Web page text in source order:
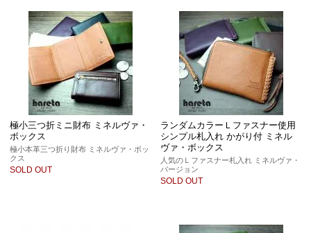
極小三つ折ミニ財布 ミネルヴァ・
ボックス
極小本革三つ折り財布 ミネルヴァ・ボッ
クス
SOLD OUT
ランダムカラーＬファスナー使用
シンプル札入れ かがり付 ミネル
ヴァ・ボックス
人気のＬファスナー札入れ ミネルヴァ・
バージョン
SOLD OUT